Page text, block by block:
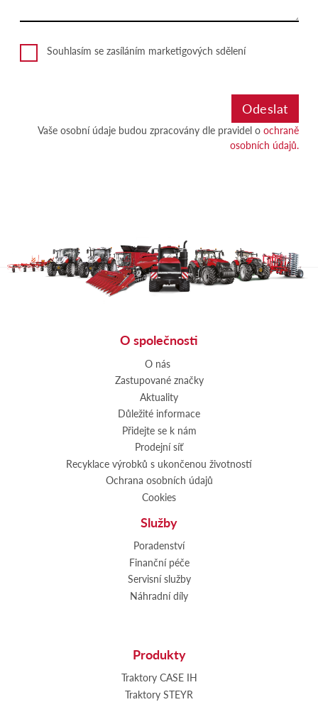
Souhlasím se zasíláním marketigových sdělení
Vaše osobní údaje budou zpracovány dle pravidel o ochraně
osobních údajů.
O společnosti
O nás
Zastupované značky
Aktuality
Důležité informace
Přidejte se k nám
Prodejní síť
Recyklace výrobků s ukončenou životností
Ochrana osobních údajů
Cookies
Služby
Poradenství
Finanční péče
Servisní služby
Náhradní díly
Produkty
Traktory CASE IH
Traktory STEYR